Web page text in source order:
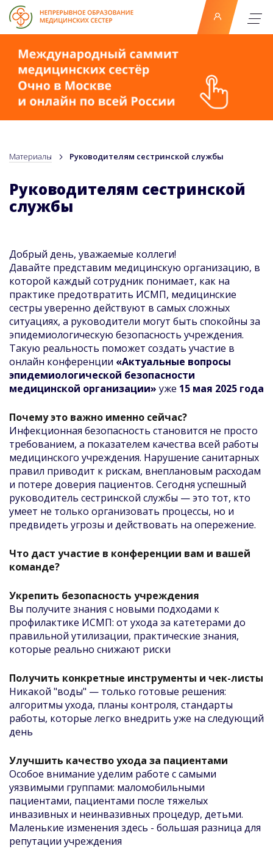
Материалы Руководителям сестринской службы
Руководителям сестринской
службы
Добрый день, уважаемые коллеги!
Давайте представим медицинскую организацию, в
которой каждый сотрудник понимает, как на
практике предотвратить ИСМП, медицинские
сестры уверенно действуют в самых сложных
ситуациях, а руководители могут быть спокойны за
эпидемиологическую безопасность учреждения.
Такую реальность поможет создать участие в
онлайн конференции «Актуальные вопросы
эпидемиологической безопасности
медицинской организации» уже 15 мая 2025 года
Почему это важно именно сейчас?
Инфекционная безопасность становится не просто
требованием, а показателем качества всей работы
медицинского учреждения. Нарушение санитарных
правил приводит к рискам, внеплановым расходам
и потере доверия пациентов. Сегодня успешный
руководитель сестринской службы — это тот, кто
умеет не только организовать процессы, но и
предвидеть угрозы и действовать на опережение.
Что даст участие в конференции вам и вашей
команде?
Укрепить безопасность учреждения
Вы получите знания с новыми подходами к
профилактике ИСМП: от ухода за катетерами до
правильной утилизации, практические знания,
которые реально снижают риски
Получить конкретные инструменты и чек-листы
Никакой "воды" — только готовые решения:
алгоритмы ухода, планы контроля, стандарты
работы, которые легко внедрить уже на следующий
день
Улучшить качество ухода за пациентами
Особое внимание уделим работе с самыми
уязвимыми группами: маломобильными
пациентами, пациентами после тяжелых
инвазивных и неинвазивных процедур, детьми.
Маленькие изменения здесь - большая разница для
репутации учреждения